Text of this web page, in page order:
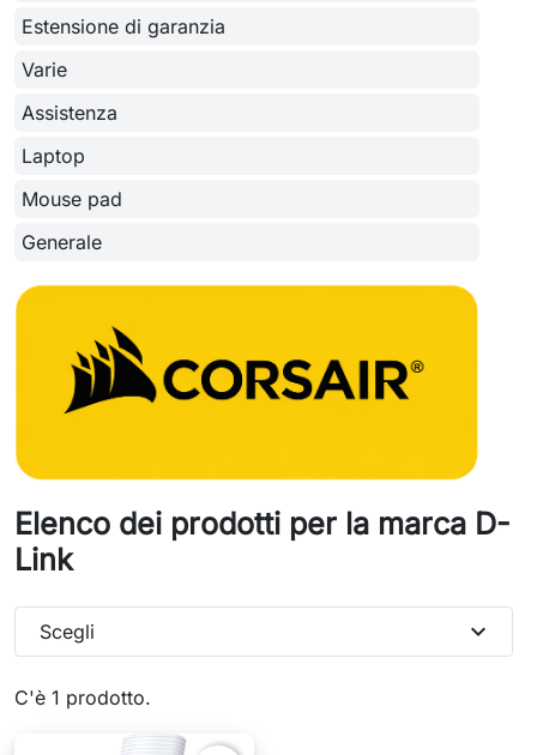
Estensione di garanzia
Varie
Assistenza
Laptop
Mouse pad
Generale
Elenco dei prodotti per la marca D-
Link
C'è 1 prodotto.
Scegli expand_more